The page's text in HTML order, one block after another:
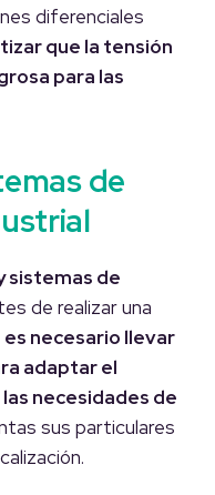
diferenciales
que la tensión
para las
de
sistemas de
de realizar una
es necesario llevar
adaptar el
necesidades de
sus particulares